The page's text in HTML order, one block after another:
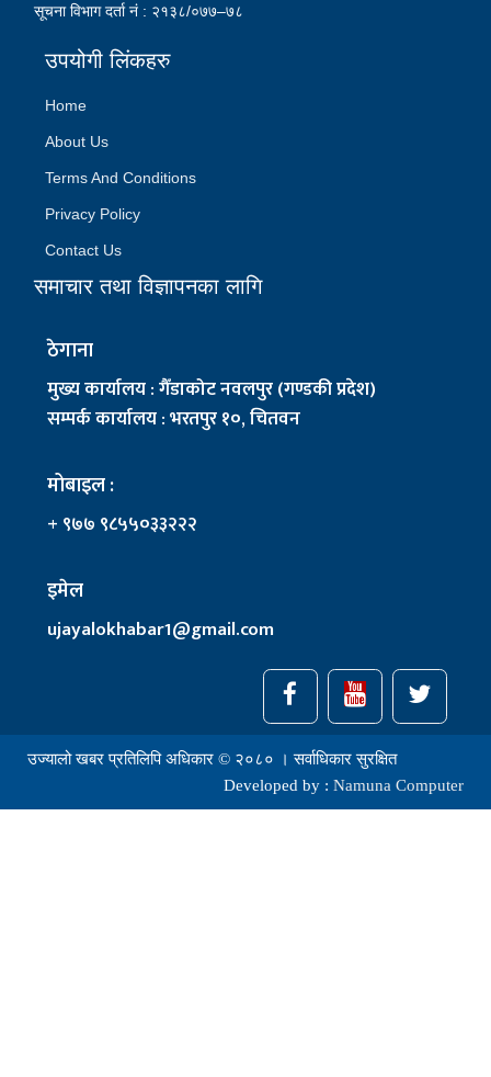
सूचना विभाग दर्ता नं : २१३८/०७७–७८
उपयोगी लिंकहरु
Home
About Us
Terms And Conditions
Privacy Policy
Contact Us
समाचार तथा विज्ञापनका लागि
ठेगाना
मुख्य कार्यालय : गैँडाकोट नवलपुर (गण्डकी प्रदेश)
सम्पर्क कार्यालय : भरतपुर १०, चितवन
मोबाइल :
+ ९७७ ९८५५०३३२२२
इमेल
ujayalokhabar1@gmail.com
उज्यालो खबर प्रतिलिपि अधिकार © २०८० । सर्वाधिकार सुरक्षित
Developed by : Namuna Computer